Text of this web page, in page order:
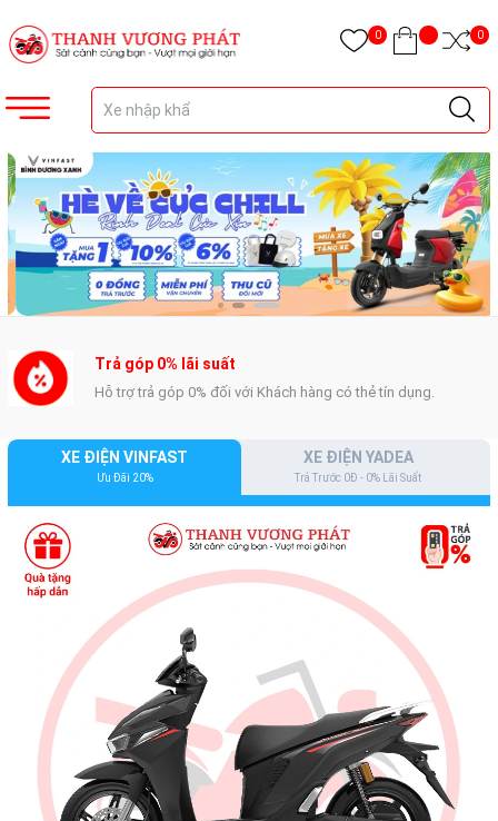
0 0
Miễn phí vận chuyển
Giao xe miễn phí tận nhà trên địa bàn tỉnh Bình Dương.
XE ĐIỆN VINFAST
Ưu Đãi 20%
XE ĐIỆN YADEA
Trả Trước 0Đ - 0% Lãi Suất